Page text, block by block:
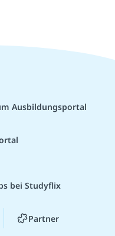
Ausbildungsportal
bei Studyflix
Partner